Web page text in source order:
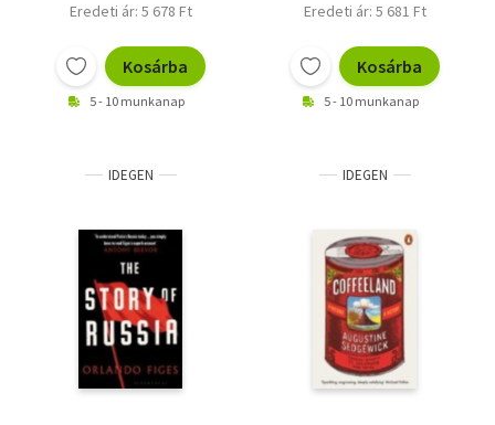
Eredeti ár: 5 678 Ft
Kosárba
5 - 10 munkanap
Eredeti ár: 5 681 Ft
Kosárba
5 - 10 munkanap
IDEGEN IDEGEN